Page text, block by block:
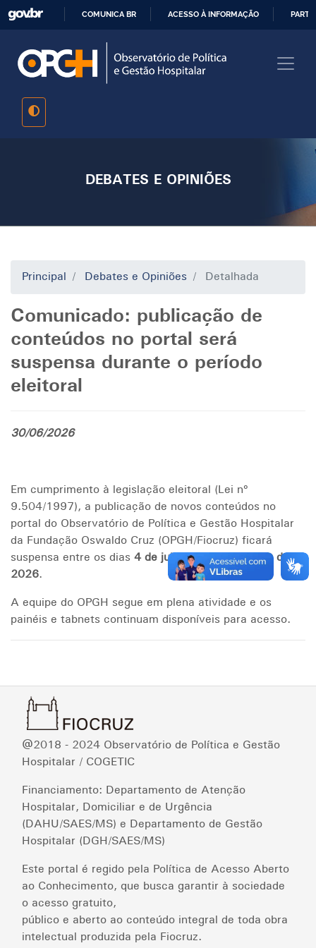
Pular
conteúdo
principal
PARA
O
COMUNICA BR ACESSO À INFORMAÇÃO
DEBATES E OPINIÕES
Principal Debates e Opiniões Detalhada
Comunicado: publicação de
conteúdos no portal será
suspensa durante o período
eleitoral
30/06/2026
Em cumprimento à legislação eleitoral (Lei nº
9.504/1997), a publicação de novos conteúdos no
portal do Observatório de Política e Gestão Hospitalar
da Fundação Oswaldo Cruz (OPGH/Fiocruz) ficará
suspensa entre os dias 4 de julhoe
25 de outubro de
2026.
A equipe do OPGH segue em plena atividade e os
painéis e tabnets continuam disponíveis para acesso.
@2018 - 2024 Observatório de Política e Gestão
Hospitalar / COGETIC
Financiamento: Departamento de Atenção
Hospitalar, Domiciliar e de Urgência
(DAHU/SAES/MS) e Departamento de Gestão
Hospitalar (DGH/SAES/MS)
Este portal é regido pela Política de Acesso Aberto
ao Conhecimento, que busca garantir à sociedade
o acesso gratuito,
público e aberto ao conteúdo integral de toda obra
intelectual produzida pela Fiocruz.